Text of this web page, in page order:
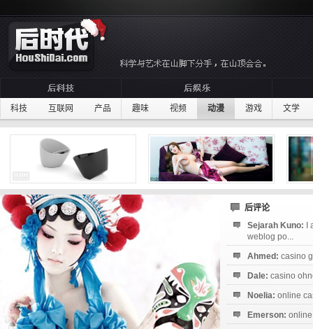
科技 互联网 产品 趣味 视频 动漫 游戏 文学
后评论
Sejarah Kuno:
weblog po...
Ahmed: casino
Dale: casino
Noelia: online
Emerson: